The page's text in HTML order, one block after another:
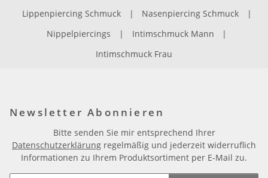
Lippenpiercing Schmuck
| Nasenpiercing Schmuck
|
Nippelpiercings
| Intimschmuck Mann
|
Intimschmuck Frau
Newsletter Abonnieren
Bitte senden Sie mir entsprechend Ihrer
Datenschutzerklärung regelmäßig und jederzeit widerruflich
Informationen zu Ihrem Produktsortiment per E-Mail zu.